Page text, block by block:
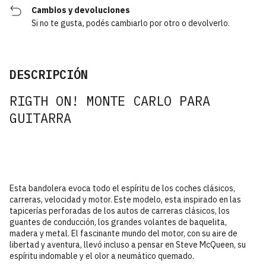
Cambios y devoluciones
Si no te gusta, podés cambiarlo por otro o devolverlo.
DESCRIPCIÓN
RIGTH ON! MONTE CARLO PARA
GUITARRA
Esta bandolera evoca todo el espíritu de los coches clásicos,
carreras, velocidad y motor. Este modelo, esta inspirado en las
tapicerías perforadas de los autos de carreras clásicos, los
guantes de conducción, los grandes volantes de baquelita,
madera y metal. El fascinante mundo del motor, con su aire de
libertad y aventura, llevó incluso a pensar en Steve McQueen, su
espíritu indomable y el olor a neumático quemado.